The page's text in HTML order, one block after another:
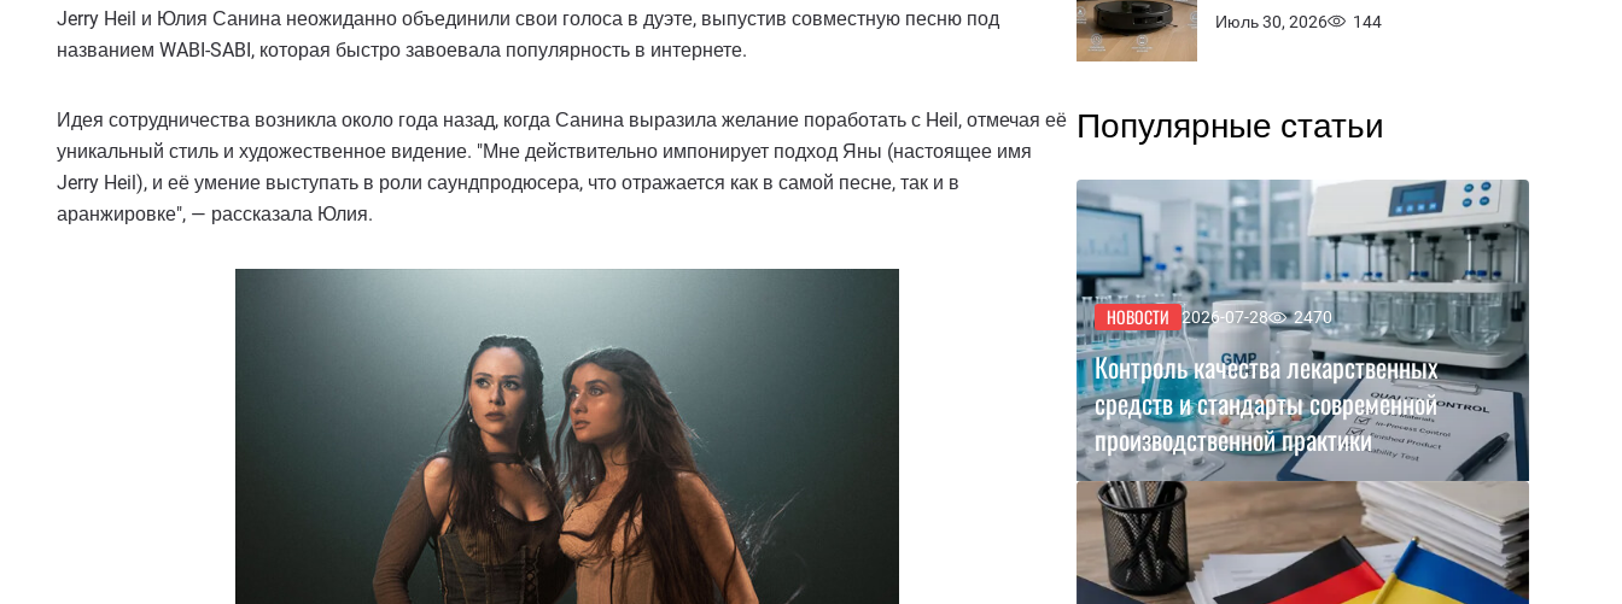
Jerry Heil и Юлия Санина неожиданно объединили свои голоса в дуэте, выпустив совместную песню под
названием WABI-SABI, которая быстро завоевала популярность в интернете.
Идея сотрудничества возникла около года назад, когда Санина выразила желание поработать с Heil, отмечая её
уникальный стиль и художественное видение. "Мне действительно импонирует подход Яны (настоящее имя
Jerry Heil), и её умение выступать в роли саундпродюсера, что отражается как в самой песне, так и в
аранжировке", — рассказала Юлия.
Июль 30, 2026 144
Популярные статьи
НОВОСТИ 2026-07-28 2470
Контроль качества лекарственных
средств и стандарты современной
производственной практики